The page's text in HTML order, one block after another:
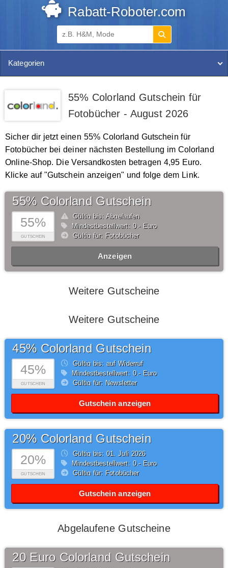
Rabatt-Roboter.com
Kategorien
55% Colorland Gutschein für
Fotobücher - August 2026
Sicher dir jetzt einen 55% Colorland Gutschein für
Fotobücher bei deiner nächsten Bestellung im Colorland
Online-Shop. Die Versandkosten betragen 4,95 Euro.
Klicke auf "Gutschein anzeigen" und folge dem Link.
55%
GUTSCHEIN
55% Colorland Gutschein
Gültig bis: Abgelaufen
Mindestbestellwert: 0,- Euro
Gültig für: Fotobücher
Anzeigen
Weitere Gutscheine
Weitere Gutscheine
45%
GUTSCHEIN
45% Colorland Gutschein
Gültig bis: auf Widerruf
Mindestbestellwert: 0,- Euro
Gültig für: Newsletter
Gutschein anzeigen
20%
GUTSCHEIN
20% Colorland Gutschein
Gültig bis: 01.Juli2026
Mindestbestellwert: 0,- Euro
Gültig für: Fotobücher
Gutschein anzeigen
Abgelaufene Gutscheine
20 Euro Colorland Gutschein